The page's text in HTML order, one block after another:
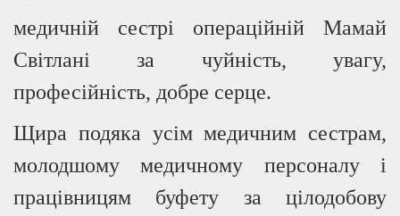
медичній сестрі операційній Мамай
Світлані за чуйність, увагу,
професійність, добре серце.
Щира подяка усім медичним сестрам,
молодшому медичному персоналу і
працівницям буфету за цілодобову